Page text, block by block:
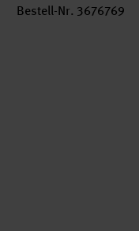
Bestell-Nr. 3676769